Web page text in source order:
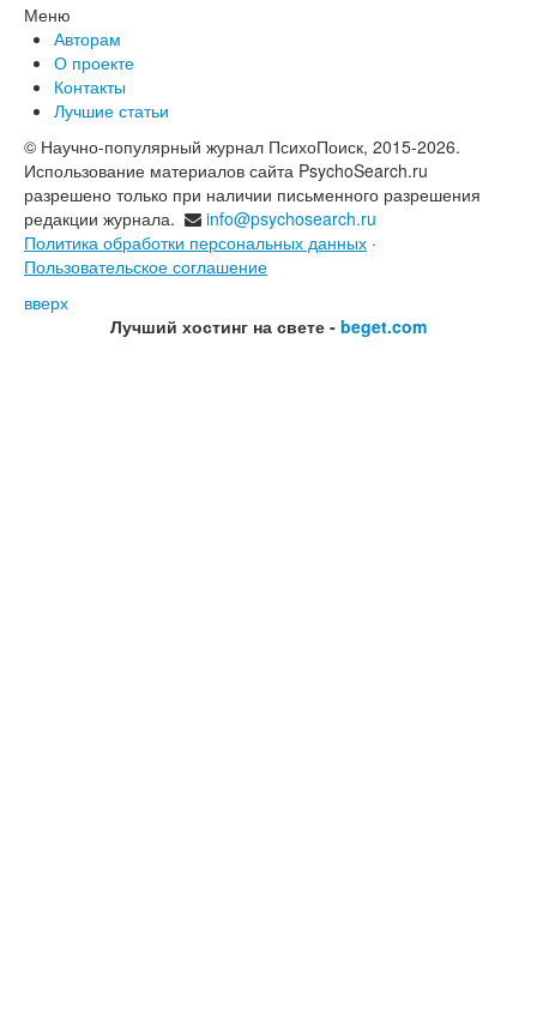
Меню
Авторам
О проекте
Контакты
Лучшие статьи
© Научно-популярный журнал ПсихоПоиск, 2015-2026.
Использование материалов сайта PsychoSearch.ru
разрешено только при наличии письменного разрешения
редакции журнала.
info@psychosearch.ru
Политика обработки персональных данных ·
Пользовательское соглашение
вверх
Лучший хостинг на свете - beget.com